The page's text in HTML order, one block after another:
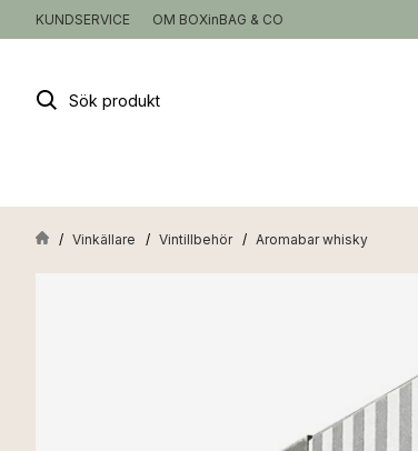
KUNDSERVICE OM BOXinBAG & CO
Sök
Vinkällare Vintillbehör Aromabar whisky